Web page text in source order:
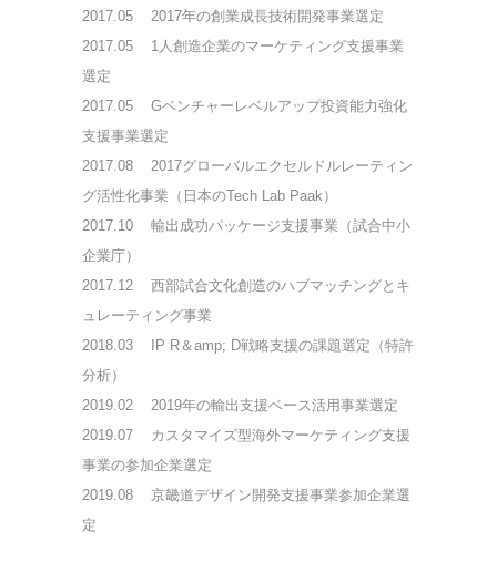
2017.05
2017年の創業成長技術開発事業選定
2017.05
1人創造企業のマーケティング支援事業
選定
2017.05
Gベンチャーレベルアップ投資能力強化
支援事業選定
2017.08
2017グローバルエクセルドルレーティン
グ活性化事業（日本のTech Lab Paak）
2017.10
輸出成功パッケージ支援事業（試合中小
企業庁）
2017.12
西部試合文化創造のハブマッチングとキ
ュレーティング事業
2018.03 IP R＆amp; D戦略支援の課題選定（特許
分析）
2019.02 2019年の輸出支援ベース活用事業選定
2019.07 カスタマイズ型海外マーケティング支援
事業の参加企業選定
2019.08 京畿道デザイン開発支援事業参加企業選
定